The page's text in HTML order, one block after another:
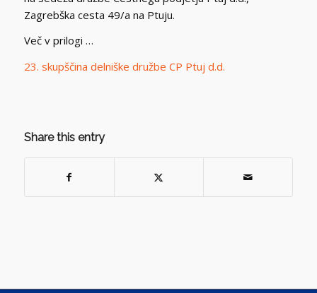
Zagrebška cesta 49/a na Ptuju.
Več v prilogi …
23. skupščina delniške družbe CP Ptuj d.d.
Share this entry